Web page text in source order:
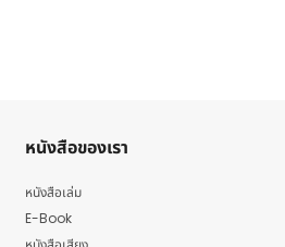
หนังสือของเรา
หนังสือเล่ม
E-Book